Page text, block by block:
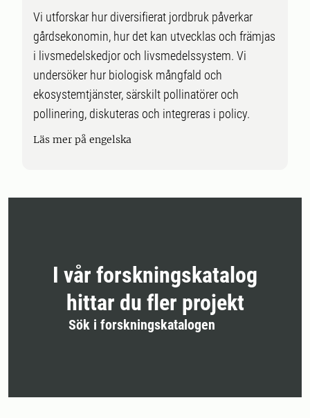
Vi utforskar hur diversifierat jordbruk påverkar
gårdsekonomin, hur det kan utvecklas och främjas
i livsmedelskedjor och livsmedelssystem. Vi
undersöker hur biologisk mångfald och
ekosystemtjänster, särskilt pollinatörer och
pollinering, diskuteras och integreras i policy.
Läs mer på engelska
I vår forskningskatalog
hittar du fler projekt
Sök i forskningskatalogen